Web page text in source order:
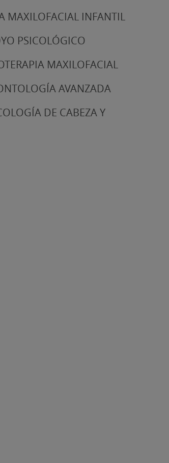
MAXILOFACIAL INFANTIL
PSICOLÓGICO
MAXILOFACIAL
AVANZADA
DE CABEZA Y